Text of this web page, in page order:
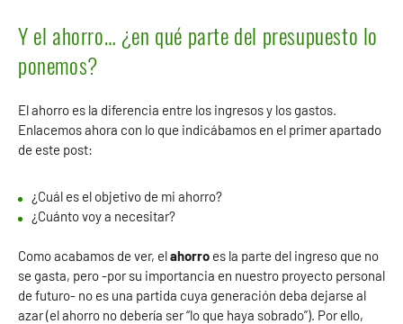
Y el ahorro… ¿en qué parte del presupuesto lo
ponemos?
El ahorro es la diferencia entre los ingresos y los gastos.
Enlacemos ahora con lo que indicábamos en el primer apartado
de este post:
¿Cuál es el objetivo de mi ahorro?
¿Cuánto voy a necesitar?
Como acabamos de ver, elahorro es la parte del ingreso que no
se gasta, pero -por su importancia en nuestro proyecto personal
de futuro- no es una partida cuya generación deba dejarse al
azar(el ahorro no debería ser “lo que haya sobrado”). Por ello,